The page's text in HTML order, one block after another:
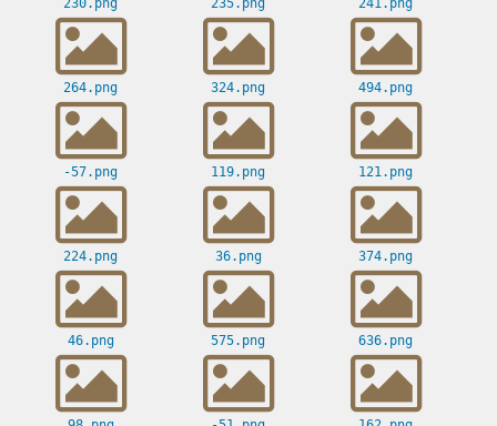
230.png 235.png 241.png
264.png 324.png 494.png
-57.png 119.png 121.png
224.png 36.png 374.png
46.png 575.png 636.png